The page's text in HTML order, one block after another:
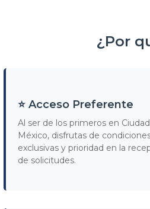
¿Por
⭐ Acceso Preferente
Al ser de los primeros en
México, disfrutas de
exclusivas y prioridad en la
de solicitudes.